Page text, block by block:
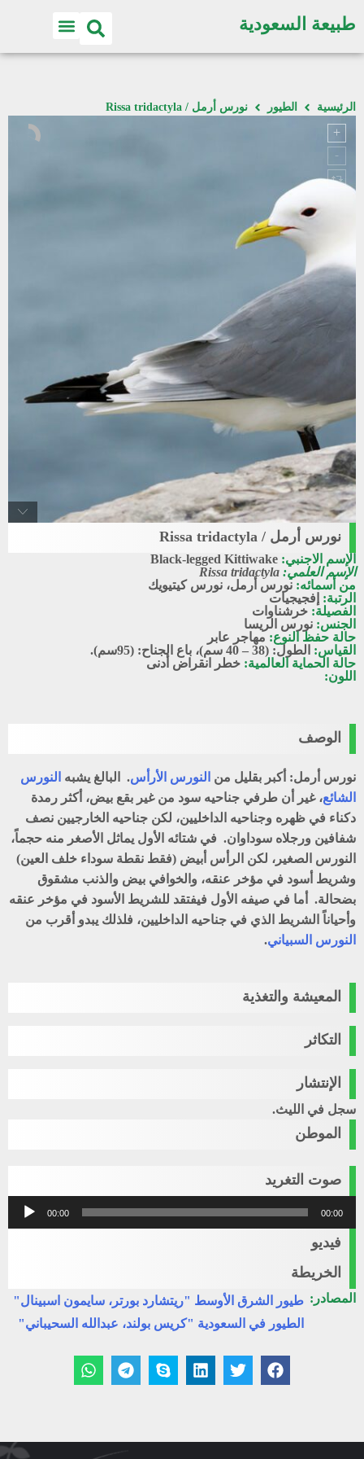
طبيعة السعودية
الرئيسية الطيور نورس أرمل / Rissa tridactyla
نورس أرمل / Rissa tridactyla
الإسم الاجنبي: Black-legged Kittiwake
الإسم العلمي: Rissa tridactyla
من أسمائه: نورس أرمل، نورس كيتيويك
الرتبة: إفجيجيات
الفصيلة: خرشناوات
الجنس: نورس الريسا
حالة حفظ النوع: مهاجر عابر
القياس: الطول: (38 – 40 سم)، باع الجناح: (95سم).
حالة الحماية العالمية: خطر انقراض أدنى
اللون:
الوصف
نورس أرمل: أكبر بقليل من النورس الأرأس. البالغ يشبه النورس
الشائع، غير أن طرفي جناحيه سود من غير بقع بيض، أكثر رمدة
دكناء في ظهره وجناحيه الداخليين، لكن جناحيه الخارجيين نصف
شفافين ورجلاه سوداوان. في شتائه الأول يماثل الأصغر منه حجماً،
النورس الصغير، لكن الرأس أبيض (فقط نقطة سوداء خلف العين)
وشريط أسود في مؤخر عنقه، والخوافي بيض والذنب مشقوق
بضحالة. أما في صيفه الأول فيفتقد للشريط الأسود في مؤخر عنقه
وأحياناً الشريط الذي في جناحيه الداخليين، فلذلك يبدو أقرب من
النورس السبياني.
المعيشة والتغذية
التكاثر
الإنتشار
سجل في الليث.
الموطن
صوت التغريد
مشغل
الصوت
00:00 00:00
فيديو
الخريطة
المصادر: طيور الشرق الأوسط "ريتشارد بورتر، سايمون اسبينال"
الطيور في السعودية "كريس بولند، عبدالله السحيباني"